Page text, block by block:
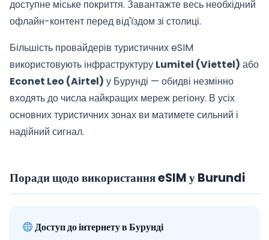
доступне міське покриття. Завантажте весь необхідний
офлайн-контент перед від'їздом зі столиці.
Більшість провайдерів туристичних eSIM
використовують інфраструктуру Lumitel (Viettel) або
Econet Leo (Airtel) у Бурунді — обидві незмінно
входять до числа найкращих мереж регіону. В усіх
основних туристичних зонах ви матимете сильний і
надійний сигнал.
Поради щодо використання eSIM у Burundi
Доступ до інтернету в Бурунді